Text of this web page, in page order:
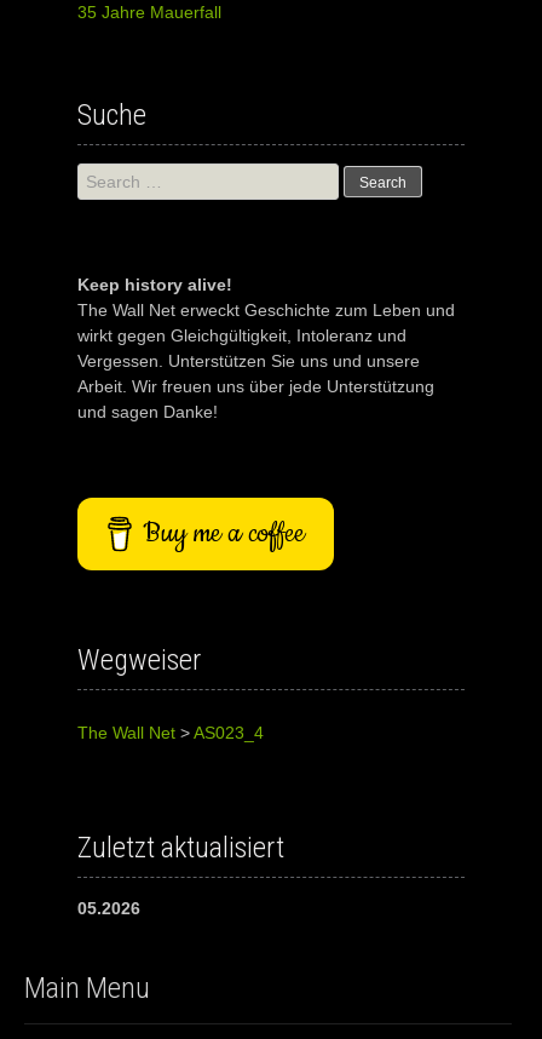
35 Jahre Mauerfall
Suche
Search
for:
Keep history alive!
The Wall Net erweckt Geschichte zum Leben und
wirkt gegen Gleichgültigkeit, Intoleranz und
Vergessen. Unterstützen Sie uns und unsere
Arbeit. Wir freuen uns über jede Unterstützung
und sagen Danke!
Buy me a coffee
Wegweiser
The Wall Net >AS023_4
Zuletzt aktualisiert
05.2026
Main Menu